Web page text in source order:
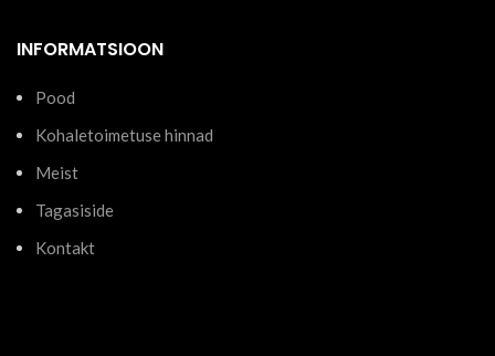
INFORMATSIOON
Pood
Kohaletoimetuse hinnad
Meist
Tagasiside
Kontakt